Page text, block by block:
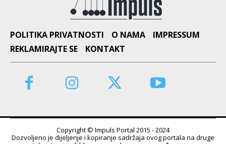
POLITIKA PRIVATNOSTI O NAMA
IMPRESSUM
REKLAMIRAJTE SE
KONTAKT
Copyright © Impuls Portal 2015 - 2024
Dozvoljeno je dijeljenje i kopiranje sadržaja ovog portala na druge